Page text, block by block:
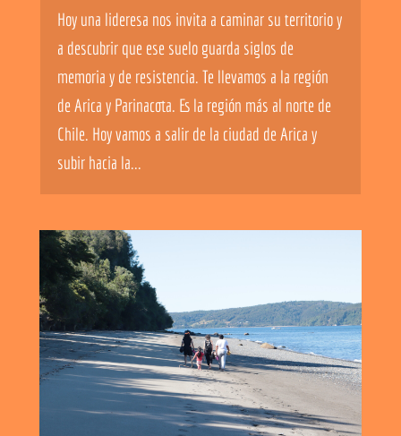
Hoy una lideresa nos invita a caminar su territorio y
a descubrir que ese suelo guarda siglos de
memoria y de resistencia. Te llevamos a la región
de Arica y Parinacota. Es la región más al norte de
Chile. Hoy vamos a salir de la ciudad de Arica y
subir hacia la...